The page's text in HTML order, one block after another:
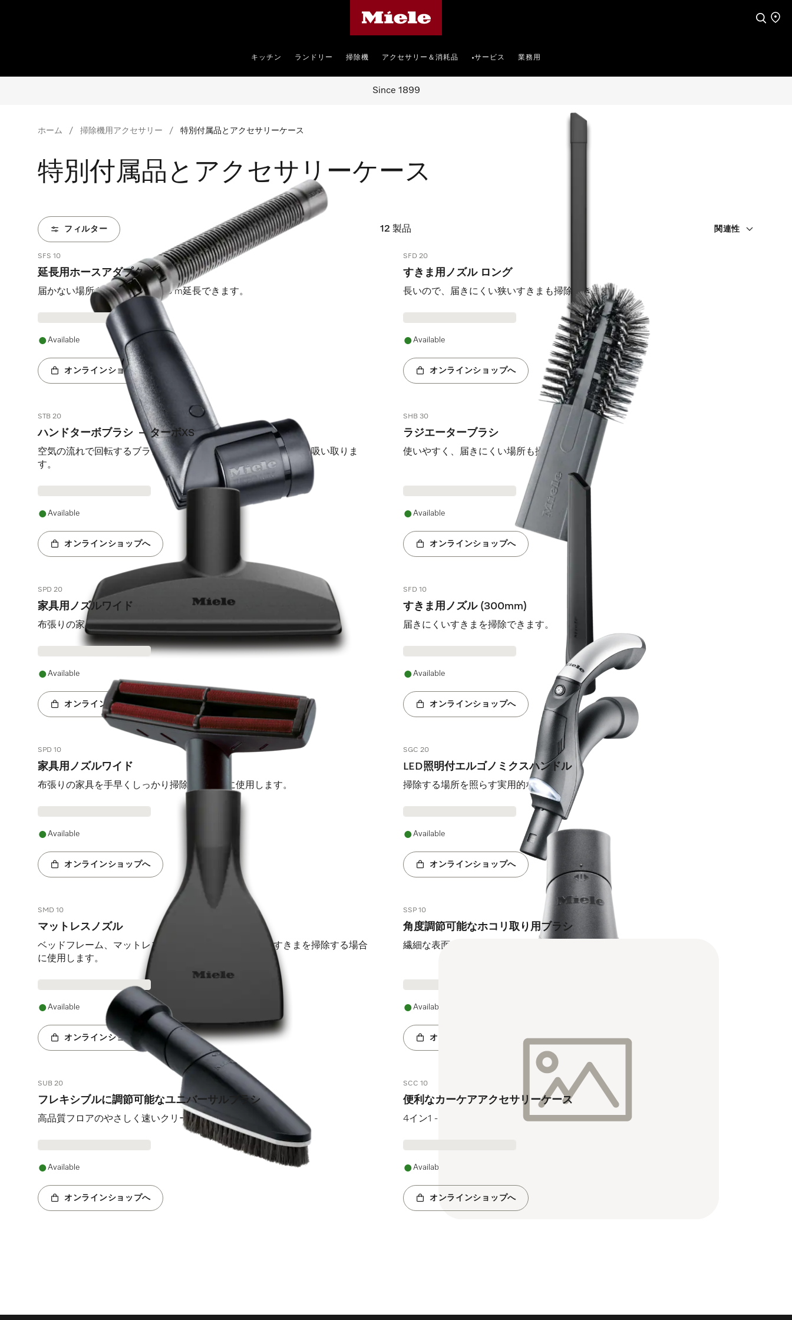
検索 店舗
キッチン ランドリー 掃除機 アクセサリー＆消耗品 •サービス 業務用
Since 1899
ホーム 掃除機用アクセサリー 特別付属品とアクセサリーケース
特別付属品とアクセサリーケース
フィルター 12 製品 関連性
SFS 10
延長用ホースアダプター
届かない場所を掃除する際、1.5 m延長できます。
Available
オンラインショップへ
SFD 20
すきま用ノズル ロング
長いので、届きにくい狭いすきまも掃除できます。
Available
オンラインショップへ
STB 20
ハンドターボブラシ － ターボXS
空気の流れで回転するブラシによって、ホコリや髪の毛を簡単に吸い取りま
す。
Available
オンラインショップへ
SHB 30
ラジエーターブラシ
使いやすく、届きにくい場所も掃除できます。
Available
オンラインショップへ
SPD 20
家具用ノズルワイド
布張りの家具を手早くしっかり掃除する場合に使用します。
Available
オンラインショップへ
SFD 10
すきま用ノズル (300mm)
届きにくいすきまを掃除できます。
Available
オンラインショップへ
SPD 10
家具用ノズルワイド
布張りの家具を手早くしっかり掃除する場合に使用します。
Available
オンラインショップへ
SGC 20
LED照明付エルゴノミクスハンドル
掃除する場所を照らす実用的な照明付き。
Available
オンラインショップへ
SMD 10
マットレスノズル
ベッドフレーム、マットレス、ソファクッションなどのすきまを掃除する場合
に使用します。
Available
オンラインショップへ
SSP 10
角度調節可能なホコリ取り用ブラシ
繊細な表面を優しくお掃除するために。
Available
オンラインショップへ
SUB 20
フレキシブルに調節可能なユニバーサルブラシ
高品質フロアのやさしく速いクリーニング用。
Available
オンラインショップへ
SCC 10
便利なカーケアアクセサリーケース
4イン1 - 車の掃除に理想的なアクセサリーセット
Available
オンラインショップへ